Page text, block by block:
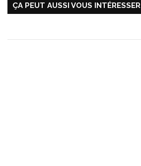
ÇA PEUT AUSSI VOUS INTÉRESSER